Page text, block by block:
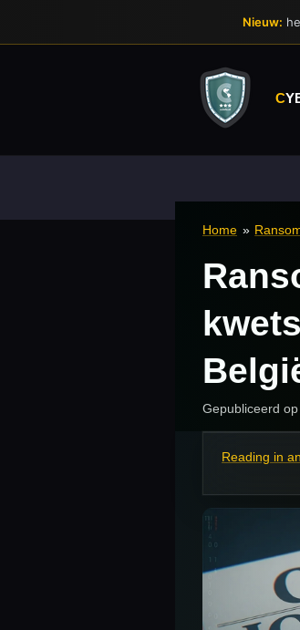
C
Home »
Gepubliceerd
Reading in
Nieuw: